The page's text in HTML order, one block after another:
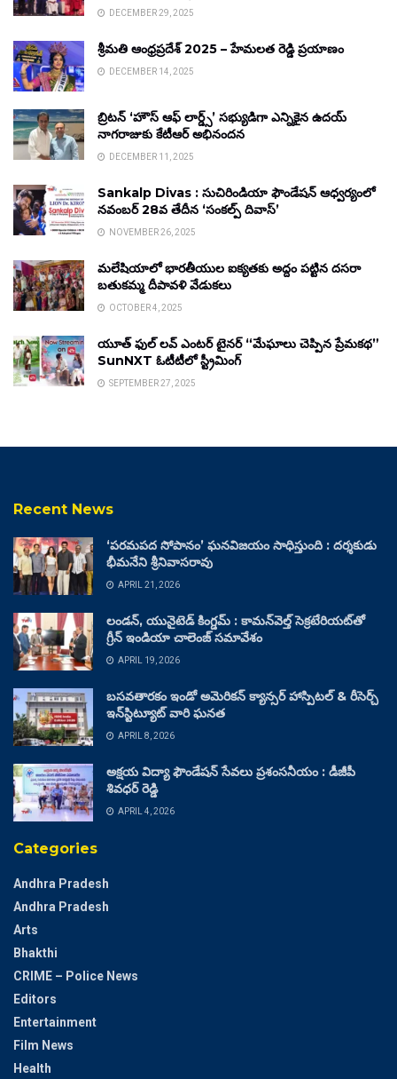
DECEMBER 29, 2025
శ్రీమతి ఆంధ్రప్రదేశ్ 2025 – హేమలత రెడ్డి ప్రయాణం
DECEMBER 14, 2025
బ్రిటన్ ‘హౌస్ ఆఫ్ లార్డ్స్’ సభ్యుడిగా ఎన్నికైన ఉదయ్
నాగరాజుకు కేటీఆర్ అభినందన
DECEMBER 11, 2025
Sankalp Divas : సుచిరిండియా ఫౌండేషన్ ఆధ్వర్యంలో
నవంబర్ 28వ తేదీన ‘సంకల్ప్ దివాస్’
NOVEMBER 26, 2025
మలేషియాలో భారతీయుల ఐక్యతకు అద్దం పట్టిన దసరా
బతుకమ్మ దీపావళి వేడుకలు
OCTOBER 4, 2025
యూత్ ఫుల్ లవ్ ఎంటర్ టైనర్ “మేఘాలు చెప్పిన ప్రేమకథ”
SunNXT ఓటీటీలో స్ట్రీమింగ్
SEPTEMBER 27, 2025
Recent News
‘పరమపద సోపానం’ ఘనవిజయం సాధిస్తుంది : దర్శకుడు
భీమనేని శ్రీనివాసరావు
APRIL 21, 2026
లండన్, యునైటెడ్ కింగ్డమ్ : కామన్‌వెల్త్ సెక్రటేరియట్‌తో
గ్రీన్ ఇండియా చాలెంజ్ సమావేశం
APRIL 19, 2026
బసవతారకం ఇండో అమెరికన్ క్యాన్సర్ హాస్పిటల్ & రీసెర్చ్
ఇన్‌స్టిట్యూట్ వారి ఘనత
APRIL 8, 2026
అక్షయ విద్యా ఫౌండేషన్ సేవలు ప్రశంసనీయం : డీజీపీ
శివధర్ రెడ్డి
APRIL 4, 2026
Categories
Andhra Pradesh
Andhra Pradesh
Arts
Bhakthi
CRIME – Police News
Editors
Entertainment
Film News
Health